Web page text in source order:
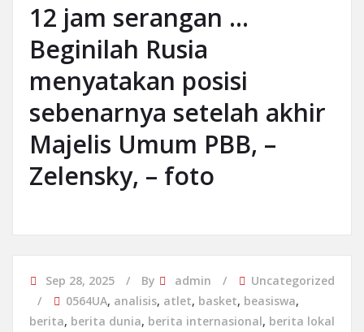
12 jam serangan …
Beginilah Rusia
menyatakan posisi
sebenarnya setelah akhir
Majelis Umum PBB, –
Zelensky, – foto
Sep 28, 2025 By admin
Uncategorized
0564UA, analisis, atlet, basket, beasiswa,
berita, berita dunia, berita internasional, berita lokal